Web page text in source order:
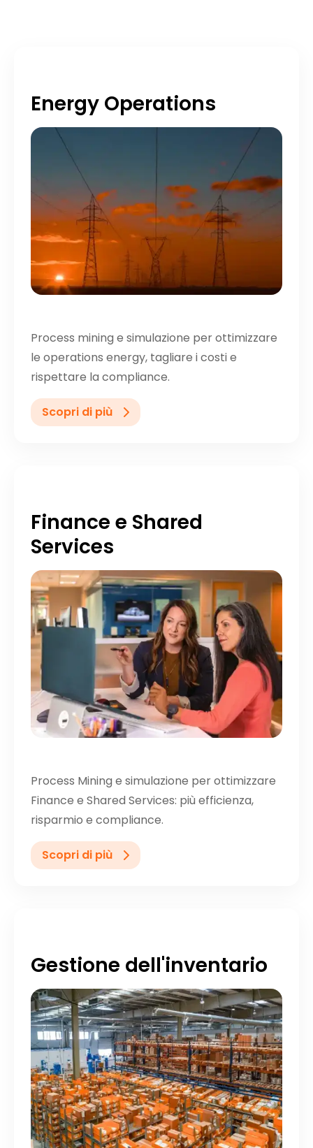
Energy Operations
Process mining e simulazione per ottimizzare
le operations energy, tagliare i costi e
rispettare la compliance.
Scopri di più
Finance e Shared
Services
Process Mining e simulazione per ottimizzare
Finance e Shared Services: più efficienza,
risparmio e compliance.
Scopri di più
Gestione dell'inventario